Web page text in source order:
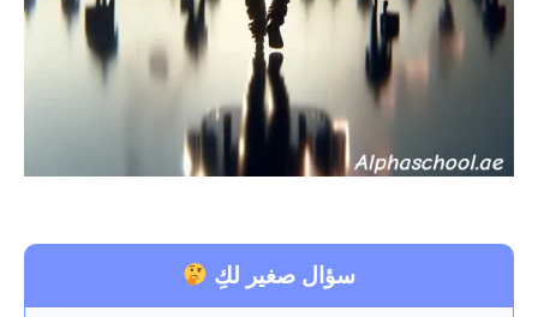
سؤال صغير لكِ